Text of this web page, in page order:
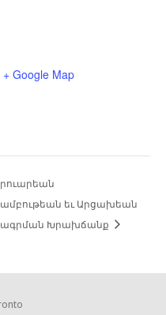
+ Google Map
եւ Արցախեան
Խրախճանք